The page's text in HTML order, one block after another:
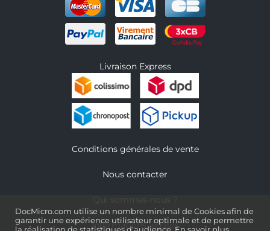
DocMicro.com utilise un nombre minimal de Cookies afin de
garantir une expérience utilisateur optimale et de permettre
Livraison Express
Conditions générales de vente
Nous contacter
Informations légales